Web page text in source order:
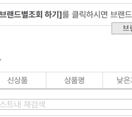
랜드별조회 하기]를 클릭하시면 브랜